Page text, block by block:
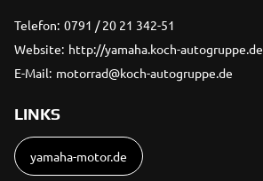
Telefon: 0791 / 20 21 342-51
Website: http://yamaha.koch-autogruppe.de
E-Mail: motorrad@koch-autogruppe.de
LINKS
yamaha-motor.de